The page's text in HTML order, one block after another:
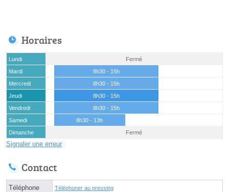
Horaires
Lundi
Fermé
Mardi
8h30 - 15h
Mercredi
8h30 - 15h
Jeudi
8h30 - 15h
Vendredi
8h30 - 15h
Samedi
8h30 - 13h
Dimanche
Fermé
Signaler une erreur
Contact
Téléphone Téléphoner au pressing